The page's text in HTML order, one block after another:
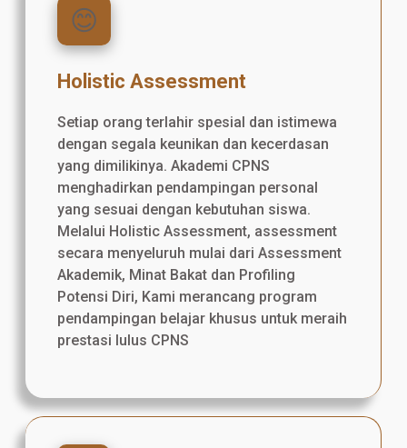
😊
Holistic Assessment
Setiap orang terlahir spesial dan istimewa
dengan segala keunikan dan kecerdasan
yang dimilikinya. Akademi CPNS
menghadirkan pendampingan personal
yang sesuai dengan kebutuhan siswa.
Melalui Holistic Assessment, assessment
secara menyeluruh mulai dari Assessment
Akademik, Minat Bakat dan Profiling
Potensi Diri, Kami merancang program
pendampingan belajar khusus untuk meraih
prestasi lulus CPNS